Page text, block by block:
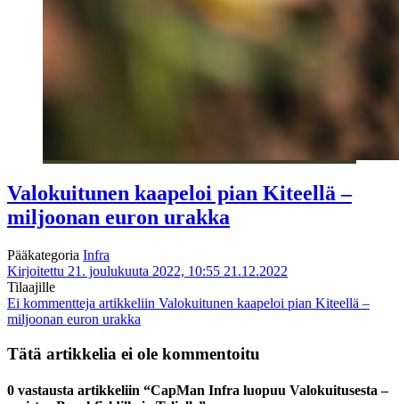
Valokuitunen kaapeloi pian Kiteellä –
miljoonan euron urakka
Pääkategoria Infra
Kirjoitettu 21. joulukuuta 2022, 10:55 21.12.2022
Tilaajille
Ei kommentteja artikkeliin Valokuitunen kaapeloi pian Kiteellä –
miljoonan euron urakka
Tätä artikkelia ei ole kommentoitu
0 vastausta artikkeliin “CapMan Infra luopuu Valokuitusesta –